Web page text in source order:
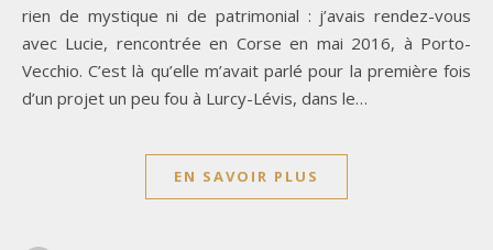
rien de mystique ni de patrimonial : j’avais rendez-vous
avec Lucie, rencontrée en Corse en mai 2016, à Porto-
Vecchio. C’est là qu’elle m’avait parlé pour la première fois
d’un projet un peu fou à Lurcy-Lévis, dans le…
EN SAVOIR PLUS